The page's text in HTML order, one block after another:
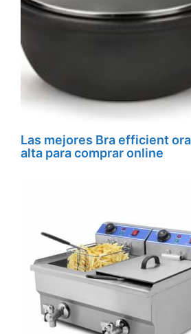
Las mejores Bra efficient
alta para comprar online